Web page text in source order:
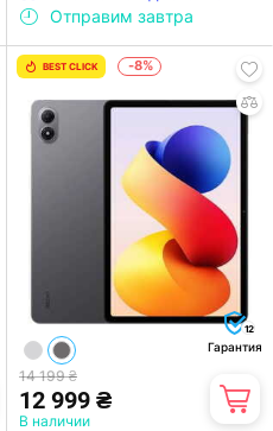
Отправим завтра
BEST CLICK -8%
12
Гарантия
14 199 ₴
12 999 ₴
В наличии